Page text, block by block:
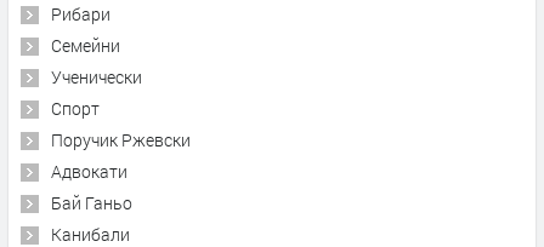
Рибари
Семейни
Ученически
Спорт
Поручик Ржевски
Адвокати
Бай Ганьо
Канибали